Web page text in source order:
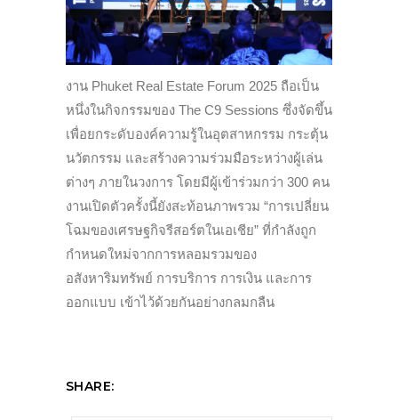
งาน Phuket Real Estate Forum 2025 ถือเป็น
หนึ่งในกิจกรรมของ The C9 Sessions ซึ่งจัดขึ้น
เพื่อยกระดับองค์ความรู้ในอุตสาหกรรม กระตุ้น
นวัตกรรม และสร้างความร่วมมือระหว่างผู้เล่น
ต่างๆ ภายในวงการ โดยมีผู้เข้าร่วมกว่า 300 คน
งานเปิดตัวครั้งนี้ยังสะท้อนภาพรวม “การเปลี่ยน
โฉมของเศรษฐกิจรีสอร์ตในเอเชีย” ที่กำลังถูก
กำหนดใหม่จากการหลอมรวมของ
อสังหาริมทรัพย์ การบริการ การเงิน และการ
ออกแบบ เข้าไว้ด้วยกันอย่างกลมกลืน
SHARE: